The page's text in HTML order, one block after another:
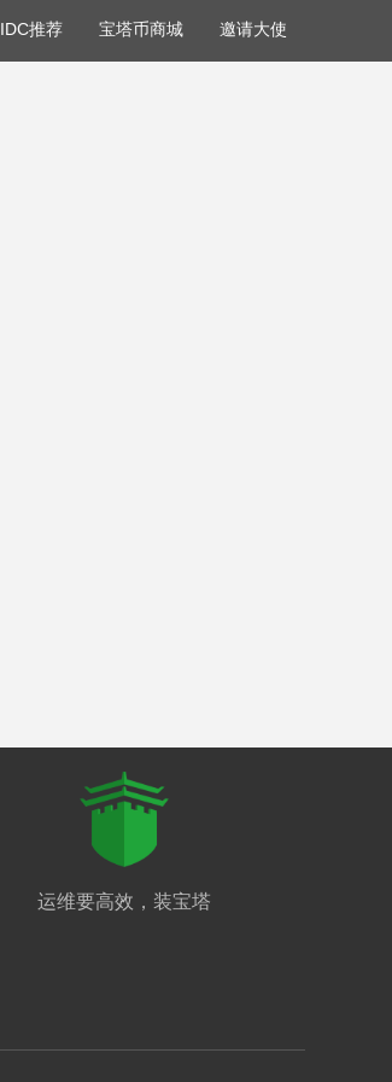
IDC推荐 宝塔币商城 邀请大使
运维要高效，装宝塔